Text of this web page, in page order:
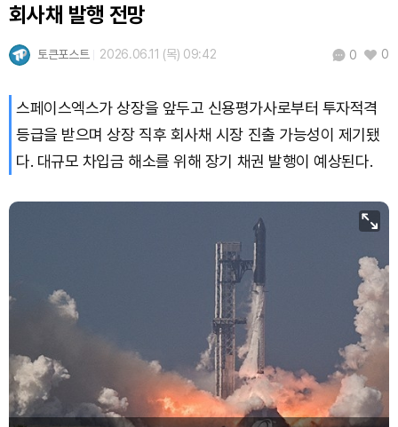
TRON (TRX)
Dogecoin (DOGE) ₩98.34(-1.42%)
Bitcoin (BTC) ₩91,433,354(-1.15%)
회사채 발행 전망
토큰포스트 2026.06.11 (목) 09:42 0 0
스페이스엑스가 상장을 앞두고 신용평가사로부터 투자적격
등급을 받으며 상장 직후 회사채 시장 진출 가능성이 제기됐
다. 대규모 차입금 해소를 위해 장기 채권 발행이 예상된다.